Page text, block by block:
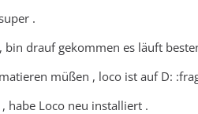
.
bin drauf gekommen es läuft
müßen , loco ist auf D:
habe Loco neu installiert .